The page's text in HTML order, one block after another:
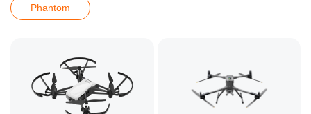
Phantom